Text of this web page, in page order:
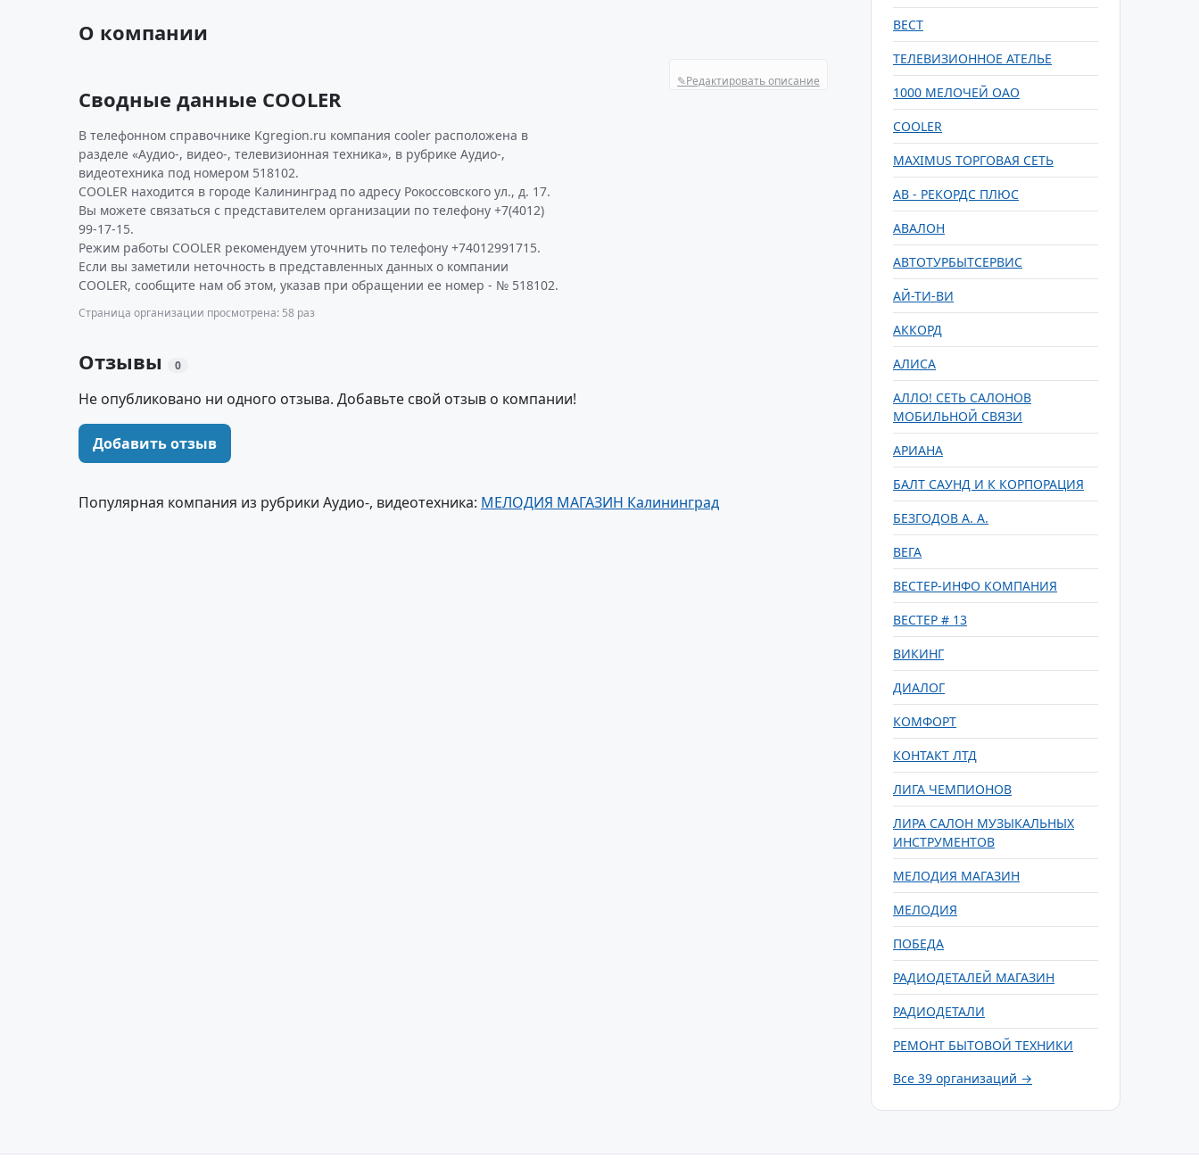
О компании
✎Редактировать описание
Сводные данные COOLER
В телефонном справочнике Kgregion.ru компания cooler расположена в
разделе «Аудио-, видео-, телевизионная техника», в рубрике Аудио-,
видеотехника под номером 518102.
COOLER находится в городе Калининград по адресу Рокоссовского ул., д. 17.
Вы можете связаться с представителем организации по телефону +7(4012)
99-17-15.
Режим работы COOLER рекомендуем уточнить по телефону +74012991715.
Если вы заметили неточность в представленных данных о компании
COOLER, сообщите нам об этом, указав при обращении ее номер - № 518102.
Страница организации просмотрена: 58 раз
Отзывы 0
Не опубликовано ни одного отзыва. Добавьте свой отзыв о компании!
Добавить отзыв
Популярная компания из рубрики Аудио-, видеотехника: МЕЛОДИЯ МАГАЗИН Калининград
ВЕСТ
ТЕЛЕВИЗИОННОЕ АТЕЛЬЕ
1000 МЕЛОЧЕЙ ОАО
COOLER
MAXIMUS ТОРГОВАЯ СЕТЬ
АВ - РЕКОРДС ПЛЮС
АВАЛОН
АВТОТУРБЫТСЕРВИС
АЙ-ТИ-ВИ
АККОРД
АЛИСА
АЛЛО! СЕТЬ САЛОНОВ
МОБИЛЬНОЙ СВЯЗИ
АРИАНА
БАЛТ САУНД И К КОРПОРАЦИЯ
БЕЗГОДОВ А. А.
ВЕГА
ВЕСТЕР-ИНФО КОМПАНИЯ
ВЕСТЕР # 13
ВИКИНГ
ДИАЛОГ
КОМФОРТ
КОНТАКТ ЛТД
ЛИГА ЧЕМПИОНОВ
ЛИРА САЛОН МУЗЫКАЛЬНЫХ
ИНСТРУМЕНТОВ
МЕЛОДИЯ МАГАЗИН
МЕЛОДИЯ
ПОБЕДА
РАДИОДЕТАЛЕЙ МАГАЗИН
РАДИОДЕТАЛИ
РЕМОНТ БЫТОВОЙ ТЕХНИКИ
Все 39 организаций →